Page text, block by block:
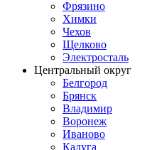
Фрязино
Химки
Чехов
Щелково
Электросталь
Центральный округ
Белгород
Брянск
Владимир
Воронеж
Иваново
Калуга